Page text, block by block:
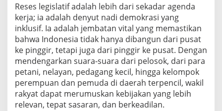
Reses legislatif adalah lebih dari sekadar agenda
kerja; ia adalah denyut nadi demokrasi yang
inklusif. Ia adalah jembatan vital yang memastikan
bahwa Indonesia tidak hanya dibangun dari pusat
ke pinggir, tetapi juga dari pinggir ke pusat. Dengan
mendengarkan suara-suara dari pelosok, dari para
petani, nelayan, pedagang kecil, hingga kelompok
perempuan dan pemuda di daerah terpencil, wakil
rakyat dapat merumuskan kebijakan yang lebih
relevan, tepat sasaran, dan berkeadilan.